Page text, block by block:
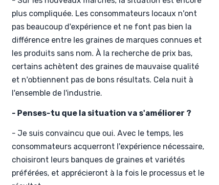
plus compliquée. Les consommateurs locaux n'ont
pas beaucoup d'expérience et ne font pas bien la
différence entre les graines de marques connues et
les produits sans nom. À la recherche de prix bas,
certains achètent des graines de mauvaise qualité
et n'obtiennent pas de bons résultats. Cela nuit à
l'ensemble de l'industrie.
- Penses-tu que la situation va s'améliorer ?
- Je suis convaincu que oui. Avec le temps, les
consommateurs acquerront l'expérience nécessaire,
choisiront leurs banques de graines et variétés
préférées, et apprécieront à la fois le processus et le